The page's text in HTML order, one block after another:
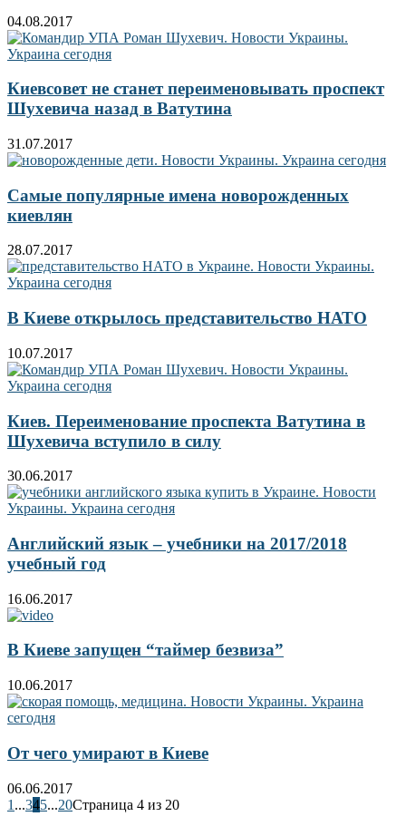
04.08.2017
Киевсовет не станет переименовывать проспект
Шухевича назад в Ватутина
31.07.2017
Самые популярные имена новорожденных
киевлян
28.07.2017
В Киеве открылось представительство НАТО
10.07.2017
Киев. Переименование проспекта Ватутина в
Шухевича вступило в силу
30.06.2017
Английский язык – учебники на 2017/2018
учебный год
16.06.2017
В Киеве запущен “таймер безвиза”
10.06.2017
От чего умирают в Киеве
06.06.2017
1 ...345...20Страница 4 из 20